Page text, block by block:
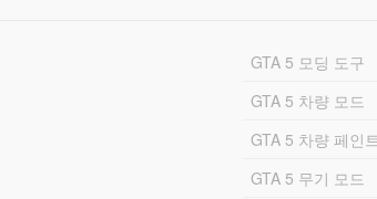
GTA 5 모딩 도구
GTA 5 차량 모드
GTA 5 차량 페인
GTA 5 무기 모드